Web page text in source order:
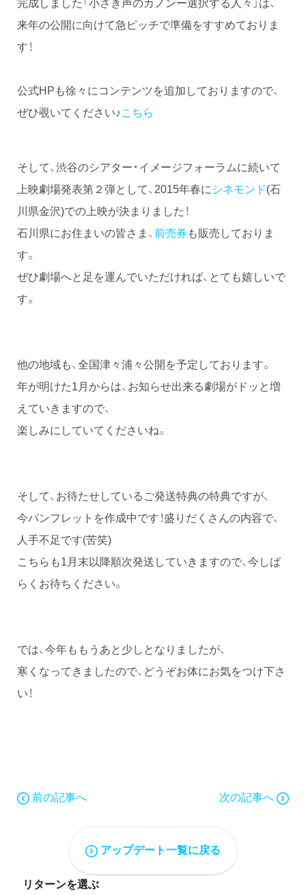
来年の公開に向けて急ピッチで準備をすすめておりま
す！
公式HPも徐々にコンテンツを追加しておりますので、
ぜひ覗いてください♪こちら
そして、渋谷のシアター・イメージフォーラムに続いて
上映劇場発表第２弾として、2015年春にシネモンド(石
川県金沢)での上映が決まりました！
石川県にお住まいの皆さま、前売券も販売しておりま
す。
ぜひ劇場へと足を運んでいただければ、とても嬉しいで
す。
他の地域も、全国津々浦々公開を予定しております。
年が明けた1月からは、お知らせ出来る劇場がドッと増
えていきますので、
楽しみにしていてくださいね。
そして、お待たせしているご発送特典の特典ですが、
今パンフレットを作成中です！盛りだくさんの内容で、
人手不足です(苦笑)
こちらも1月末以降順次発送していきますので、今しば
らくお待ちください。
では、今年ももうあと少しとなりましたが、
寒くなってきましたので、どうぞお体にお気をつけ下さ
い！
前の記事へ 次の記事へ
アップデート一覧に戻る
リターンを選ぶ